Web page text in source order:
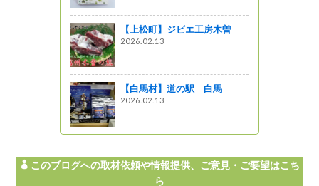
【上松町】ジビエ工房木曽
2026.02.13
【白馬村】道の駅 白馬
2026.02.13
このブログへの取材依頼や情報提供、ご意見・ご要望はこち
ら